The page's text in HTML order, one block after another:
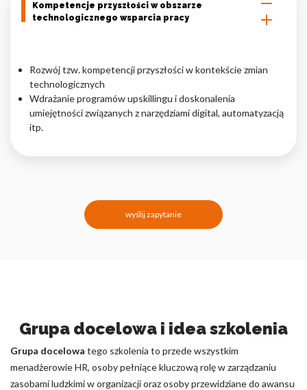
Kompetencje przyszłości w obszarze
technologicznego wsparcia pracy
Rozwój tzw. kompetencji przyszłości w kontekście zmian
technologicznych
Wdrażanie programów upskillingu i doskonalenia
umiejętności związanych z narzędziami digital, automatyzacją
itp.
wyślij zapytanie
Grupa docelowa i idea szkolenia
Grupa docelowa tego szkolenia to przede wszystkim
menadżerowie HR, osoby pełniące kluczową rolę w zarządzaniu
zasobami ludzkimi w organizacji oraz osoby przewidziane do awansu